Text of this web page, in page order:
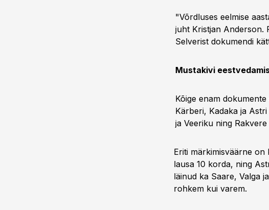
"Võrdluses eelmise
juht Kristjan Anderson.
Selverist dokumendi
Mustakivi
Kõige enam
Kärberi, Kadaka ja
ja Veeriku ning
Eriti märkimisväärne on
lausa 10 korda, ning
läinud ka Saare, Valga
rohkem kui varem.